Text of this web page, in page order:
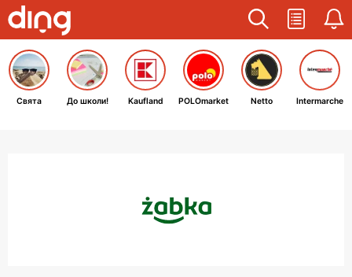
Свята До школи! Kaufland POLOmarket Netto Intermarche